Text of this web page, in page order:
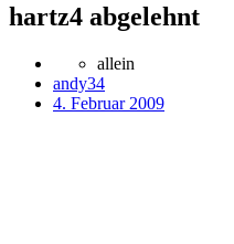
hartz4 abgelehnt
allein
andy34
4. Februar 2009